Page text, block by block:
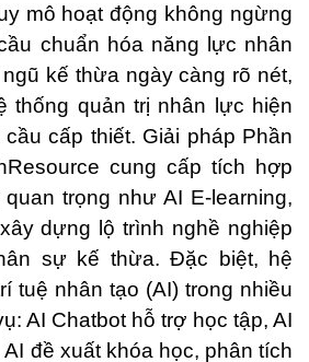
mô hoạt động không ngừng
chuẩn hóa năng lực nhân
kế thừa ngày càng rõ nét,
thống quản trị nhân lực hiện
cấp thiết. Giải pháp Phần
cung cấp tích hợp
trọng như AI E-learning,
dựng lộ trình nghề nghiệp
sự kế thừa. Đặc biệt, hệ
tuệ nhân tạo (AI) trong nhiều
AI Chatbot hỗ trợ học tập, AI
đề xuất khóa học, phân tích